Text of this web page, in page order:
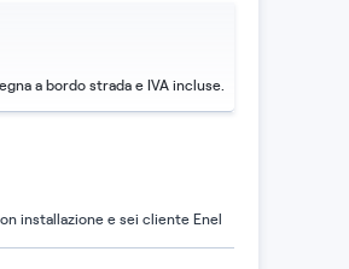
a bordo strada e IVA incluse.
installazione e sei cliente Enel